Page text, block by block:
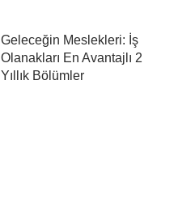
Geleceğin Meslekleri: İş
Olanakları En Avantajlı 2
Yıllık Bölümler